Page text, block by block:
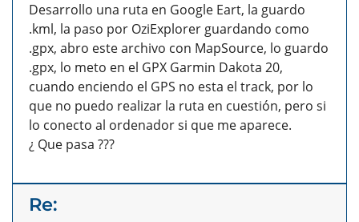
Desarrollo una ruta en Google Eart, la guardo
.kml, la paso por OziExplorer guardando como
.gpx, abro este archivo con MapSource, lo guardo
.gpx, lo meto en el GPX Garmin Dakota 20,
cuando enciendo el GPS no esta el track, por lo
que no puedo realizar la ruta en cuestión, pero si
lo conecto al ordenador si que me aparece.
¿ Que pasa ???
Re: